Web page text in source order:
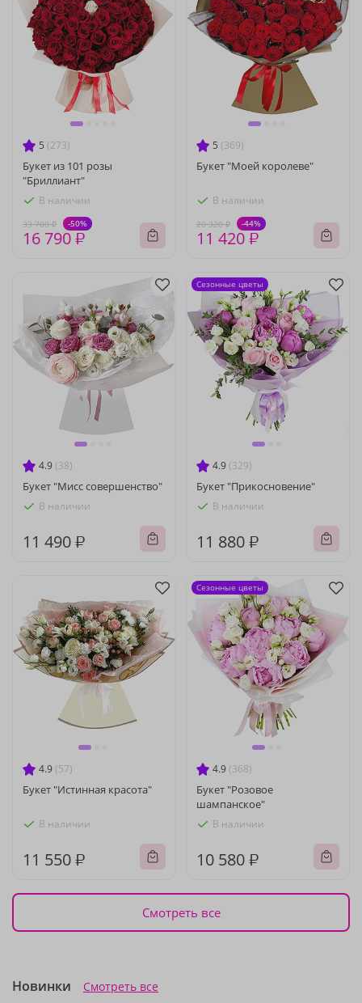
5 (273)
Букет из 101 розы
"Бриллиант"
В наличии
33 700 ₽ -50%
16 790 ₽
5 (369)
Букет "Моей королеве"
В наличии
20 320 ₽ -44%
11 420 ₽
4.9 (38)
Букет "Мисс совершенство"
В наличии
11 490 ₽
4.9 (329)
Букет "Прикосновение"
В наличии
11 880 ₽
Сезонные цветы
4.9 (57)
Букет "Истинная красота"
В наличии
11 550 ₽
4.9 (368)
Букет "Розовое
шампанское"
В наличии
10 580 ₽
Сезонные цветы
Смотреть все
Новинки Смотреть все